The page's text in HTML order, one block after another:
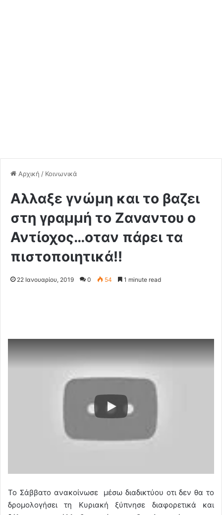
Αρχική / Κοινωνικά
Αλλαξε γνώμη και το βαζει
στη γραμμή το Ζαναντου ο
Αντίοχος…oταν πάρει τα
πιστοποιητικά!!
22 Ιανουαρίου, 2019 0 54 1 minute read
Το Σάββατο ανακοίνωσε μέσω διαδικτύου οτι δεν θα το
δρομολογήσει τη Κυριακή ξύπνησε διαφορετικά και